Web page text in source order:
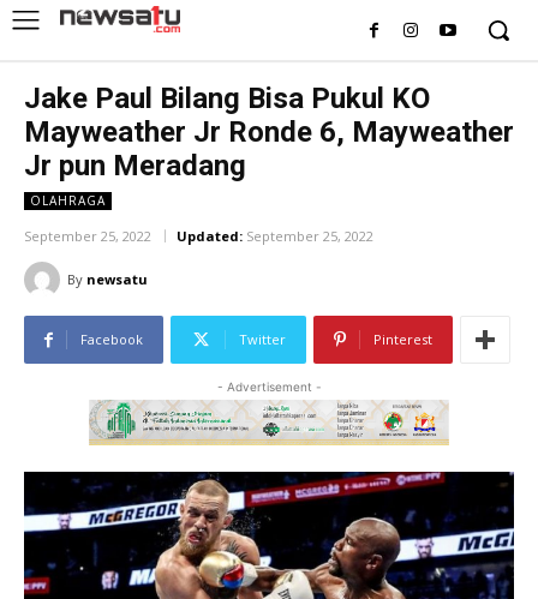
Jake Paul Bilang Bisa Pukul KO
Mayweather Jr Ronde 6, Mayweather
Jr pun Meradang
OLAHRAGA
September 25, 2022 Updated: September 25, 2022
By newsatu
Facebook Twitter Pinterest
- Advertisement -